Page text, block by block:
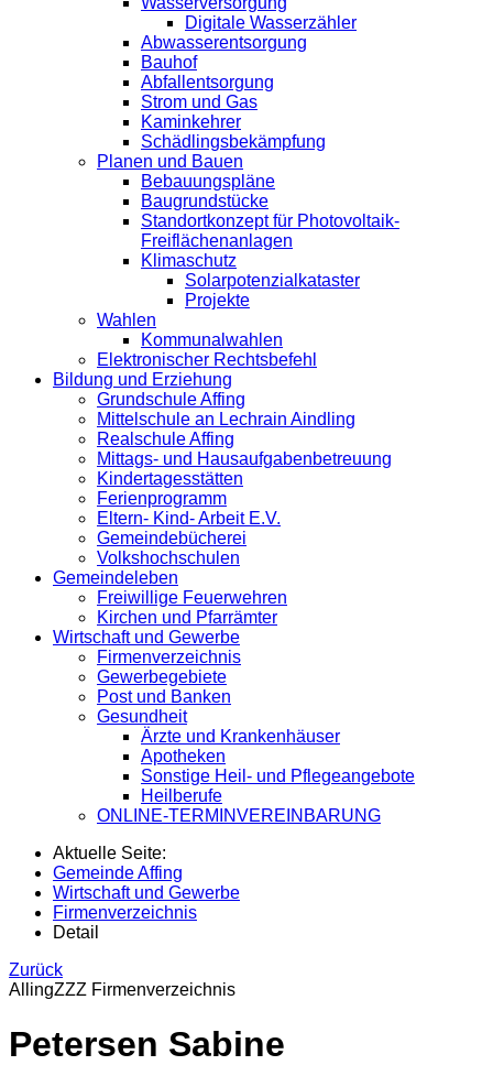
Digitale Wasserzähler
Abwasserentsorgung
Bauhof
Abfallentsorgung
Strom und Gas
Kaminkehrer
Schädlingsbekämpfung
Planen und Bauen
Bebauungspläne
Baugrundstücke
Standortkonzept für Photovoltaik-
Freiflächenanlagen
Klimaschutz
Solarpotenzialkataster
Projekte
Wahlen
Kommunalwahlen
Elektronischer Rechtsbefehl
Bildung und Erziehung
Grundschule Affing
Mittelschule an Lechrain Aindling
Realschule Affing
Mittags- und Hausaufgabenbetreuung
Kindertagesstätten
Ferienprogramm
Eltern- Kind- Arbeit E.V.
Gemeindebücherei
Volkshochschulen
Gemeindeleben
Freiwillige Feuerwehren
Kirchen und Pfarrämter
Wirtschaft und Gewerbe
Firmenverzeichnis
Gewerbegebiete
Post und Banken
Gesundheit
Ärzte und Krankenhäuser
Apotheken
Sonstige Heil- und Pflegeangebote
Heilberufe
ONLINE-TERMINVEREINBARUNG
Aktuelle Seite:
Gemeinde Affing
Wirtschaft und Gewerbe
Firmenverzeichnis
Detail
Zurück
AllingZZZ Firmenverzeichnis
Petersen Sabine